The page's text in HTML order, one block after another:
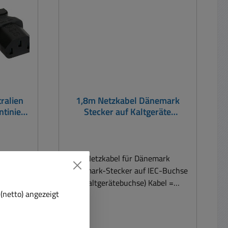
1,8m Netzkabel Dänemark
Stecker auf Kaltgeräte
Netzkabel für Dänemark
Dänemark-Stecker auf IEC-Buchse
(Kaltgerätebuchse) Kabel =
angezeigt